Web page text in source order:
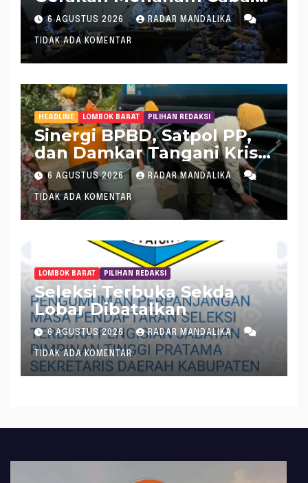
Tangani Inflasi
6 AGUSTUS 2026 RADAR MANDALIKA
TIDAK ADA KOMENTAR
HEADLINE LOMBOK BARAT PILIHAN REDAKSI
Sinergi BPBD, Satpol PP,
dan Damkar Tangani Krisis
Air Bersih di Lobar
6 AGUSTUS 2026 RADAR MANDALIKA
TIDAK ADA KOMENTAR
LOMBOK BARAT PILIHAN REDAKSI
Seleksi Terbuka Sekda
Lobar Dibatalkan
6 AGUSTUS 2026 RADAR MANDALIKA
TIDAK ADA KOMENTAR